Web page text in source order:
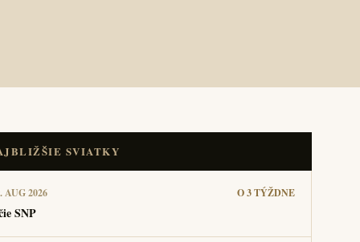
SVIATKY
AUG 2026 O 3 TÝŽDNE
SNP